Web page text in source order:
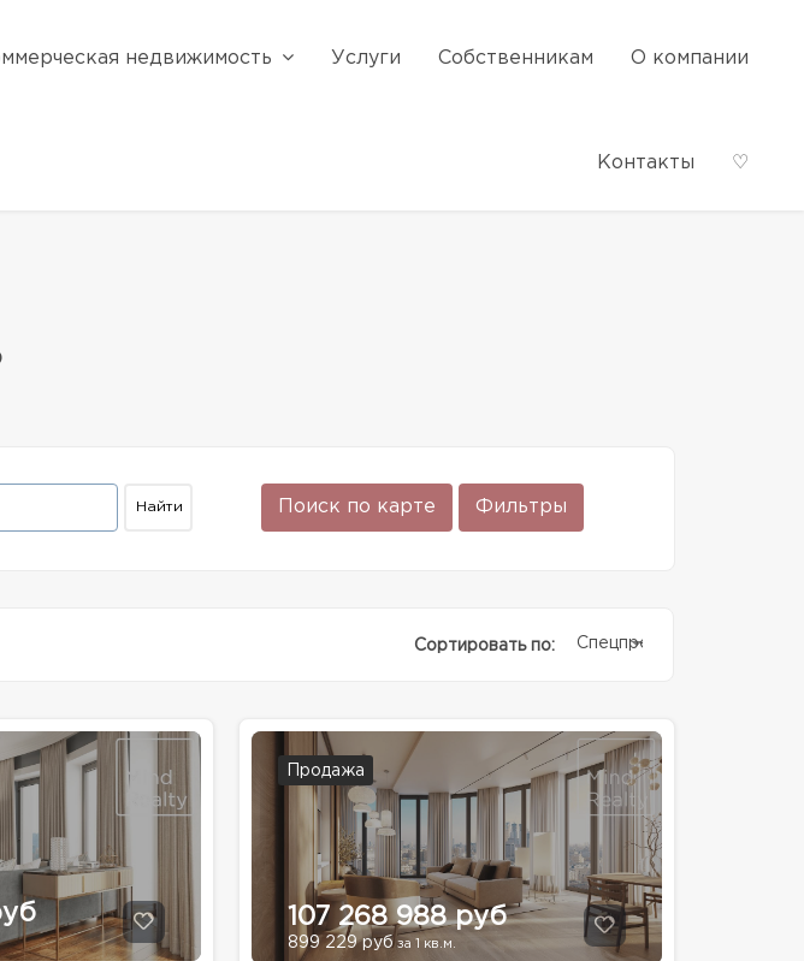
недвижимость Услуги Собственникам О компании
Контакты ♡
Поиск по карте Фильтры
Сортировать по: Спецпредолжение
Продажа
107 268 988 руб
899 229 рубза 1 кв.м.